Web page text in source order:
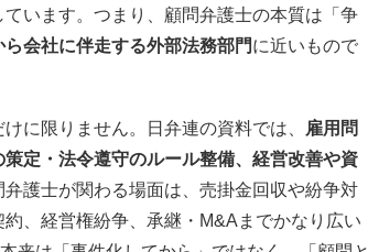
います。つまり、顧問弁護士の本質は「争
会社に伴走する外部法務部門に近いもので
に限りません。日弁連の資料では、
雇用問
定・法令遵守のルール整備、経営改善や資
護士が関わる場面は、売掛金回収や紛争対
、経営権紛争、承継・M&Aまでかなり広い